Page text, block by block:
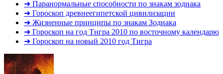
➜ Паранормальные способности по знакам зодиака
➜ Гороскоп древнеегипетской цивилизации
➜ Жизненные принципы по знакам Зодиака
➜ Гороскоп на год Тигра 2010 по восточному календарю
➜ Гороскоп на новый 2010 год Тигра